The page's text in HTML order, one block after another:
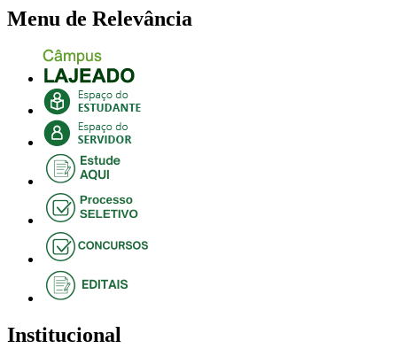
Menu de Relevância
Institucional